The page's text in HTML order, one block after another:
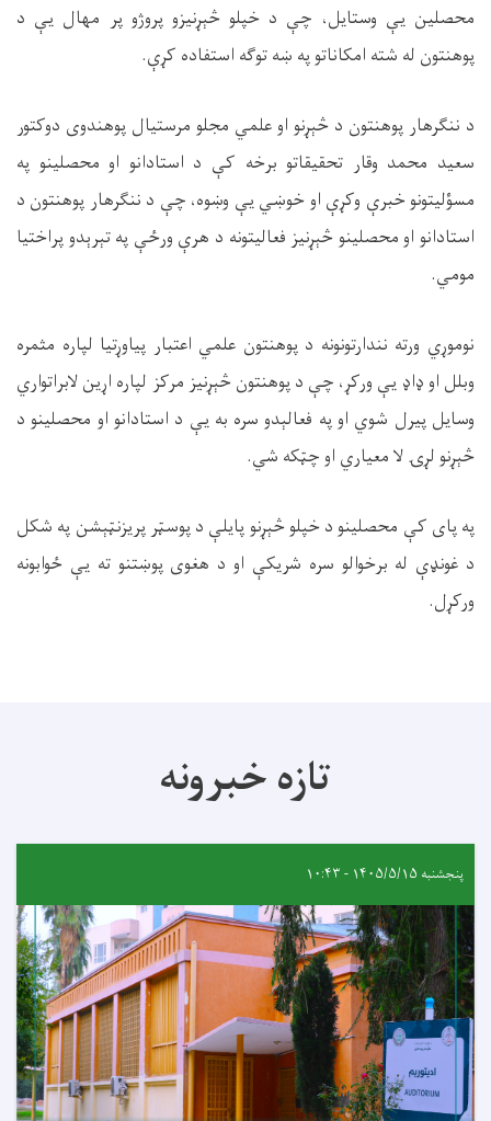
محصلین یې وستایل، چې د خپلو څېړنیزو پروژو پر مهال یې د
پوهنتون له شته امکاناتو په ښه توګه استفاده کړې.
د ننګرهار پوهنتون د څېړنو او علمي مجلو مرستیال پوهندوی دوکتور
سعید محمد وقار تحقیقاتو برخه کې د استادانو او محصلینو په
مسؤلیتونو خبرې وکړې او خوښي یې وښوه، چې د ننګرهار پوهنتون د
استادانو او محصلینو څېړنیز فعالیتونه د هرې ورځې په تېرېدو پراختیا
مومي.
نوموړي ورته نندارتونونه د پوهنتون علمي اعتبار پیاوړتیا لپاره مثمره
وبلل او ډاډ یې ورکړ، چې د پوهنتون څېړنیز مرکز لپاره اړین لابراتواري
وسایل پیرل شوي او په فعالېدو سره به یې د استادانو او محصلینو د
څېړنو لړۍ لا معیاري او چټکه شي.
په پاى کې محصلینو د خپلو څېړنو پایلې د پوسټر پریزنټېشن په شکل
د غونډې له برخوالو سره شریکې او د هغوی پوښتنو ته یې ځوابونه
ورکړل.
تازه خبرونه
پنجشنبه ۱۴۰۵/۵/۱۵ - ۱۰:۴۳